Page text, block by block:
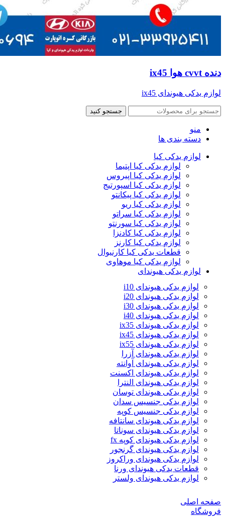
دنده cvvt هوا ix45
لوازم یدکی هیوندای ix45
جستجو کنید
منو
دسته بندی ها
لوازم یدکی کیا
لوازم یدکی کیا اپتیما
لوازم یدکی کیا اپیروس
لوازم یدکی کیا اسپورتیج
لوازم یدکی کیا پیکانتو
لوازم یدکی کیا ریو
لوازم یدکی کیا سراتو
لوازم یدکی کیا سورنتو
لوازم یدکی کیا کادنزا
لوازم یدکی کیا کارنز
قطعات یدکی کیا کارنیوال
لوازم یدکی کیا موهاوی
لوازم یدکی هیوندای
لوازم یدکی هیوندای i10
لوازم یدکی هیوندای i20
لوازم یدکی هیوندای i30
لوازم یدکی هیوندای i40
لوازم یدکی هیوندای ix35
لوازم یدکی هیوندای ix45
لوازم یدکی هیوندای ix55
لوازم یدکی هیوندای آزرا
لوازم یدکی هیوندای آوانته
لوازم یدکی هیوندای اکسنت
لوازم یدکی هیوندای النترا
لوازم یدکی هیوندای توسان
لوازم یدکی جنسیس سدان
لوازم یدکی جنسیس کوپه
لوازم یدکی هیوندای سانتافه
لوازم یدکی هیوندای سوناتا
لوازم یدکی هیوندای کوپه fx
لوازم یدکی هیوندای گرنجور
لوازم یدکی هیوندای وراکروز
قطعات یدکی هیوندای ورنا
لوازم یدکی هیوندای ولستر
صفحه اصلی
فروشگاه